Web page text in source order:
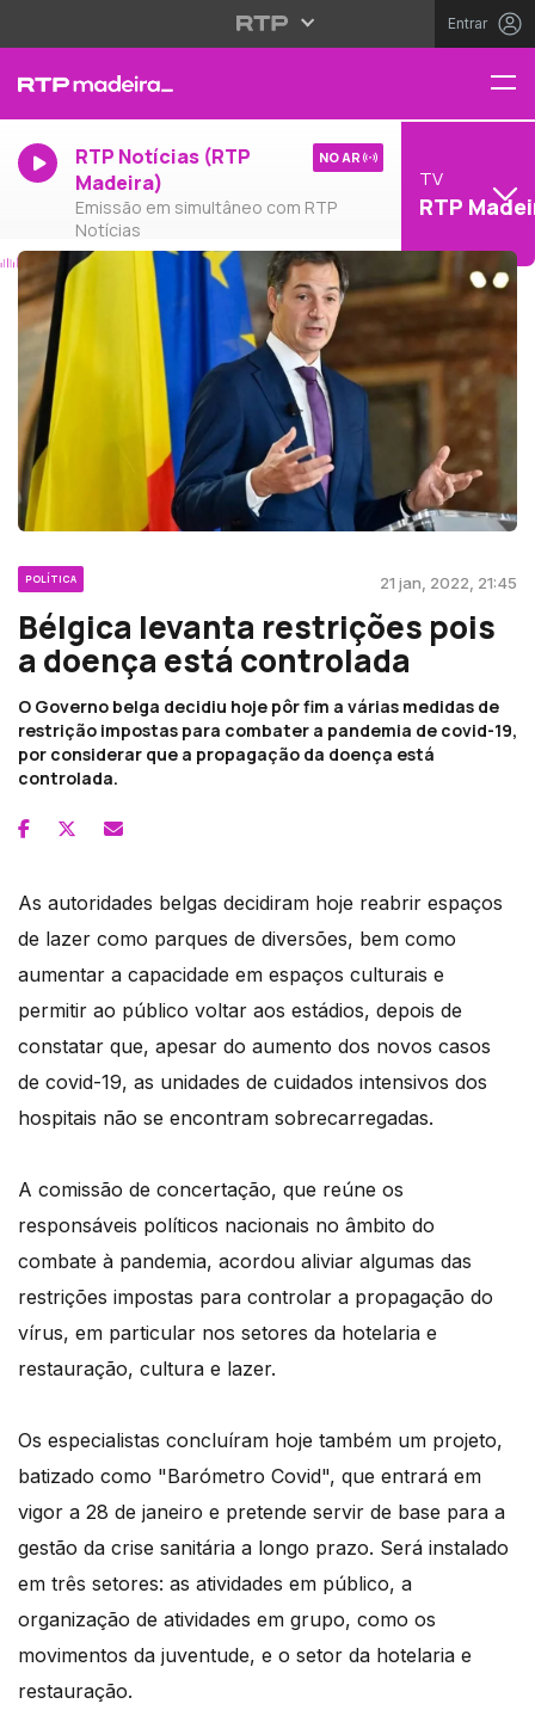
Entrar
RTP Notícias (RTP
Madeira)
Emissão em simultâneo com RTP
Notícias
NO AR
TV
RTP
POLÍTICA 21 jan, 2022, 21:45
Bélgica levanta restrições pois
a doença está controlada
O Governo belga decidiu hoje pôr fim a várias medidas de
restrição impostas para combater a pandemia de covid-19,
por considerar que a propagação da doença está
controlada.
As autoridades belgas decidiram hoje reabrir espaços
de lazer como parques de diversões, bem como
aumentar a capacidade em espaços culturais e
permitir ao público voltar aos estádios, depois de
constatar que, apesar do aumento dos novos casos
de covid-19, as unidades de cuidados intensivos dos
hospitais não se encontram sobrecarregadas.
A comissão de concertação, que reúne os
responsáveis políticos nacionais no âmbito do
combate à pandemia, acordou aliviar algumas das
restrições impostas para controlar a propagação do
vírus, em particular nos setores da hotelaria e
restauração, cultura e lazer.
Os especialistas concluíram hoje também um projeto,
batizado como "Barómetro Covid", que entrará em
vigor a 28 de janeiro e pretende servir de base para a
gestão da crise sanitária a longo prazo. Será instalado
em três setores: as atividades em público, a
organização de atividades em grupo, como os
movimentos da juventude, e o setor da hotelaria e
restauração.